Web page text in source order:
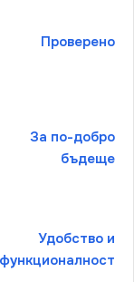
Проверено
За по-добро
бъдеще
Удобство и
функционалност